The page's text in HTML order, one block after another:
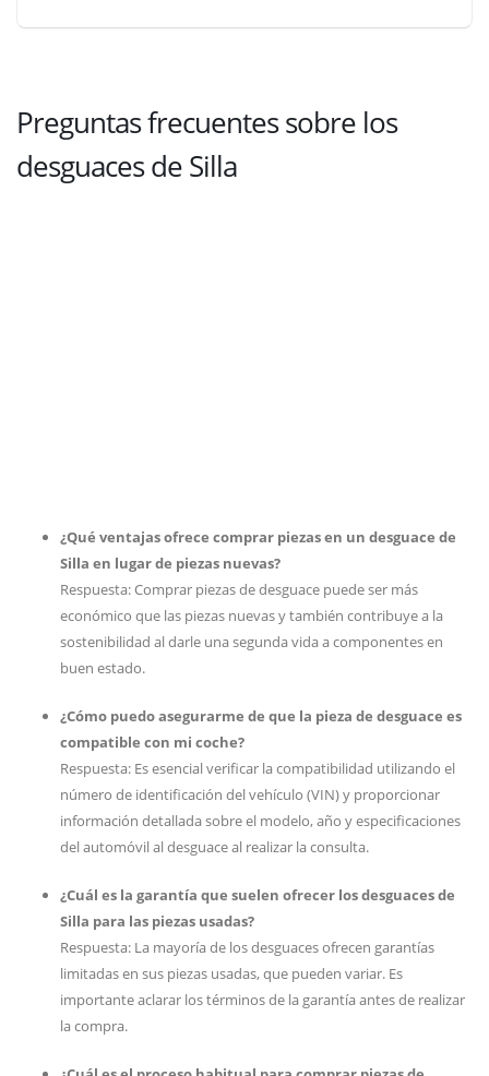
Preguntas frecuentes sobre los
desguaces de Silla
¿Qué ventajas ofrece comprar piezas en un desguace de
Silla en lugar de piezas nuevas?
Respuesta: Comprar piezas de desguace puede ser más
económico que las piezas nuevas y también contribuye a la
sostenibilidad al darle una segunda vida a componentes en
buen estado.
¿Cómo puedo asegurarme de que la pieza de desguace es
compatible con mi coche?
Respuesta: Es esencial verificar la compatibilidad utilizando el
número de identificación del vehículo (VIN) y proporcionar
información detallada sobre el modelo, año y especificaciones
del automóvil al desguace al realizar la consulta.
¿Cuál es la garantía que suelen ofrecer los desguaces de
Silla para las piezas usadas?
Respuesta: La mayoría de los desguaces ofrecen garantías
limitadas en sus piezas usadas, que pueden variar. Es
importante aclarar los términos de la garantía antes de realizar
la compra.